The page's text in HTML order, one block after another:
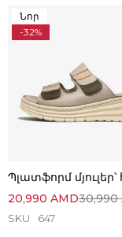
Նոր
-32%
30,990
20,990 AMD
SKU 647